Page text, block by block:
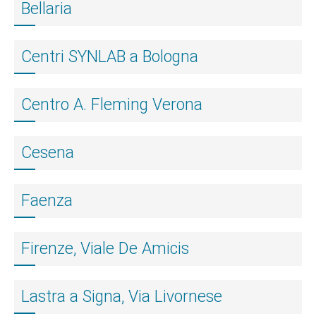
Bellaria
Centri SYNLAB a Bologna
Centro A. Fleming Verona
Cesena
Faenza
Firenze, Viale De Amicis
Lastra a Signa, Via Livornese